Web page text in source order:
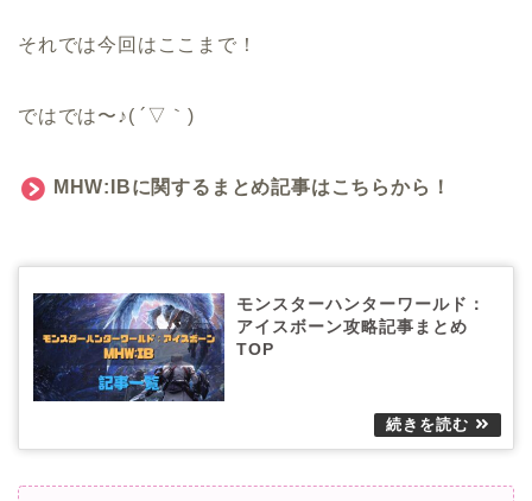
それでは今回はここまで！
ではでは〜♪( ´▽｀)
MHW:IBに関するまとめ記事はこちらから！
モンスターハンターワールド：
アイスボーン攻略記事まとめ
TOP